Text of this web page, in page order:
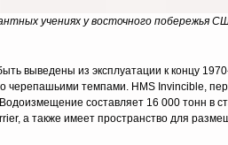
учениях у восточного побережья
выведены из эксплуатации к концу
черепашьими темпами. HMS Invincible,
составляет 16 000 тонн в
а также имеет пространство для